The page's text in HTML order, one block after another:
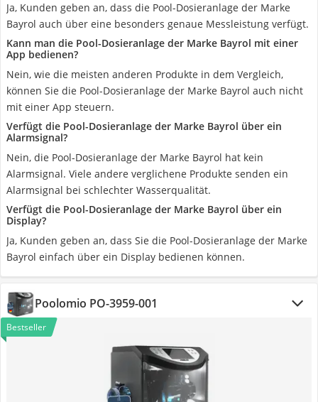
Ja, Kunden geben an, dass die Pool-Dosieranlage der Marke
Bayrol auch über eine besonders genaue Messleistung verfügt.
Kann man die Pool-Dosieranlage der Marke Bayrol mit einer
App bedienen?
Nein, wie die meisten anderen Produkte in dem Vergleich,
können Sie die Pool-Dosieranlage der Marke Bayrol auch nicht
mit einer App steuern.
Verfügt die Pool-Dosieranlage der Marke Bayrol über ein
Alarmsignal?
Nein, die Pool-Dosieranlage der Marke Bayrol hat kein
Alarmsignal. Viele andere verglichene Produkte senden ein
Alarmsignal bei schlechter Wasserqualität.
Verfügt die Pool-Dosieranlage der Marke Bayrol über ein
Display?
Ja, Kunden geben an, dass Sie die Pool-Dosieranlage der Marke
Bayrol einfach über ein Display bedienen können.
Poolomio ‎PO-3959-001
Bestseller